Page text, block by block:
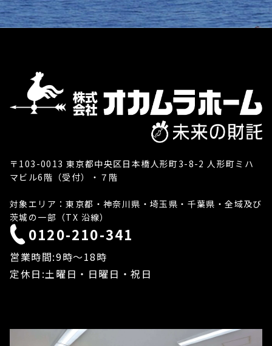
〒103-0013 東京都中央区日本橋人形町3-8-2 人形町ミハ
マビル6階（受付）・７階
対象エリア：東京都・神奈川県・埼玉県・千葉県・全域及び
茨城の一部（TX 沿線）
0120-210-341
営業時間:9時〜18時
定休日:土曜日・日曜日・祝日